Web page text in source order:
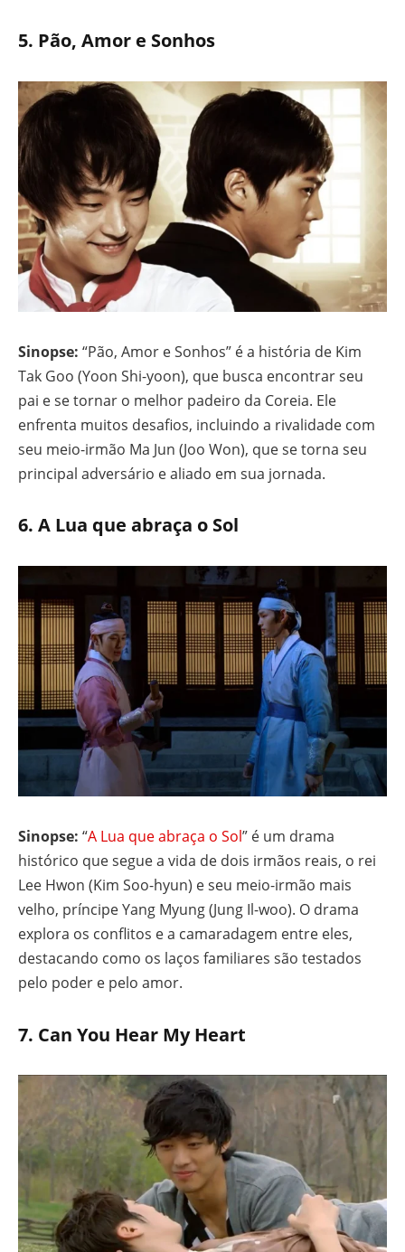
5. Pão, Amor e Sonhos
Sinopse: “Pão, Amor e Sonhos” é a história de Kim
Tak Goo (Yoon Shi-yoon), que busca encontrar seu
pai e se tornar o melhor padeiro da Coreia. Ele
enfrenta muitos desafios, incluindo a rivalidade com
seu meio-irmão Ma Jun (Joo Won), que se torna seu
principal adversário e aliado em sua jornada.
6. A Lua que abraça o Sol
Sinopse: “A Lua que abraça o Sol” é um drama
histórico que segue a vida de dois irmãos reais, o rei
Lee Hwon (Kim Soo-hyun) e seu meio-irmão mais
velho, príncipe Yang Myung (Jung Il-woo). O drama
explora os conflitos e a camaradagem entre eles,
destacando como os laços familiares são testados
pelo poder e pelo amor.
7. Can You Hear My Heart